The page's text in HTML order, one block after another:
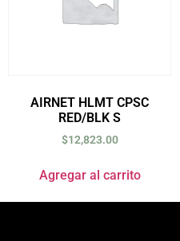
AIRNET HLMT CPSC
RED/BLK S
$12,823.00
Agregar al carrito